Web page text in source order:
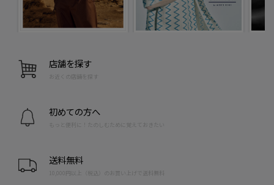
店舗を探す
お近くの店舗を探す
初めての方へ
もっと便利に！たのしむために覚えておきたい
送料無料
10,000円以上（税込）のお買い上げで送料無料